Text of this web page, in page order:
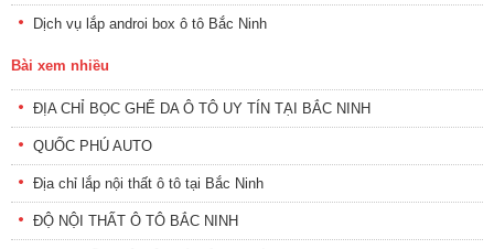
Dịch vụ lắp androi box ô tô Bắc Ninh
Bài xem nhiều
ĐỊA CHỈ BỌC GHẾ DA Ô TÔ UY TÍN TẠI BẮC NINH
QUỐC PHÚ AUTO
Địa chỉ lắp nội thất ô tô tại Bắc Ninh
ĐỘ NỘI THẤT Ô TÔ BẮC NINH